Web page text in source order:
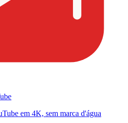
em 4K, sem marca d'água